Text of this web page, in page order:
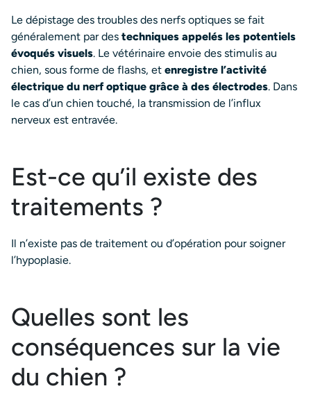
Le dépistage des troubles des nerfs optiques se fait
généralement par des techniques appelés les potentiels
évoqués visuels. Le vétérinaire envoie des stimulis au
chien, sous forme de flashs, et enregistre l’activité
électrique du nerf optique grâce à des électrodes. Dans
le cas d’un chien touché, la transmission de l’influx
nerveux est entravée.
Est-ce qu’il existe des
traitements ?
Il n’existe pas de traitement ou d’opération pour soigner
l’hypoplasie.
Quelles sont les
conséquences sur la vie
du chien ?